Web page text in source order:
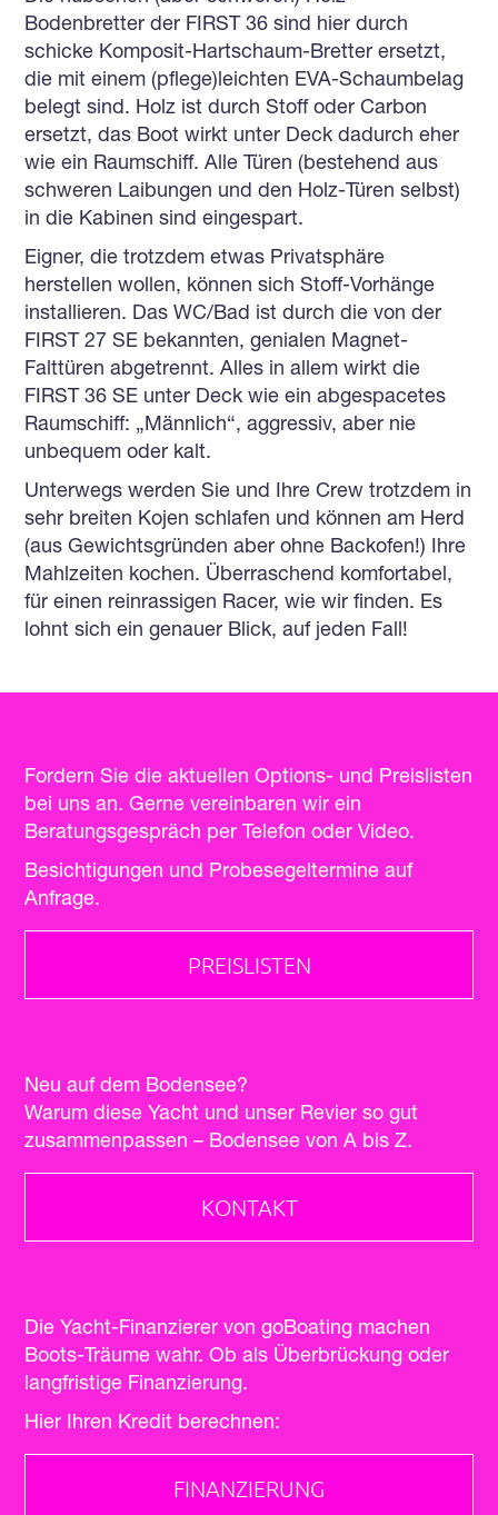
Bodenbretter der FIRST 36 sind hier durch
schicke Komposit-Hartschaum-Bretter ersetzt,
die mit einem (pflege)leichten EVA-Schaumbelag
belegt sind. Holz ist durch Stoff oder Carbon
ersetzt, das Boot wirkt unter Deck dadurch eher
wie ein Raumschiff. Alle Türen (bestehend aus
schweren Laibungen und den Holz-Türen selbst)
in die Kabinen sind eingespart.
Eigner, die trotzdem etwas Privatsphäre
herstellen wollen, können sich Stoff-Vorhänge
installieren. Das WC/Bad ist durch die von der
FIRST 27 SE bekannten, genialen Magnet-
Falttüren abgetrennt. Alles in allem wirkt die
FIRST 36 SE unter Deck wie ein abgespacetes
Raumschiff: „Männlich“, aggressiv, aber nie
unbequem oder kalt.
Unterwegs werden Sie und Ihre Crew trotzdem in
sehr breiten Kojen schlafen und können am Herd
(aus Gewichtsgründen aber ohne Backofen!) Ihre
Mahlzeiten kochen. Überraschend komfortabel,
für einen reinrassigen Racer, wie wir finden. Es
lohnt sich ein genauer Blick, auf jeden Fall!
Fordern Sie die aktuellen Options- und Preislisten
bei uns an. Gerne vereinbaren wir ein
Beratungsgespräch per Telefon oder Video.
Besichtigungen und Probesegeltermine auf
Anfrage.
PREISLISTEN
Neu auf dem Bodensee?
Warum diese Yacht und unser Revier so gut
zusammenpassen – Bodensee von A bis Z.
KONTAKT
Die Yacht-Finanzierer von goBoating machen
Boots-Träume wahr. Ob als Überbrückung oder
langfristige Finanzierung.
Hier Ihren Kredit berechnen:
FINANZIERUNG